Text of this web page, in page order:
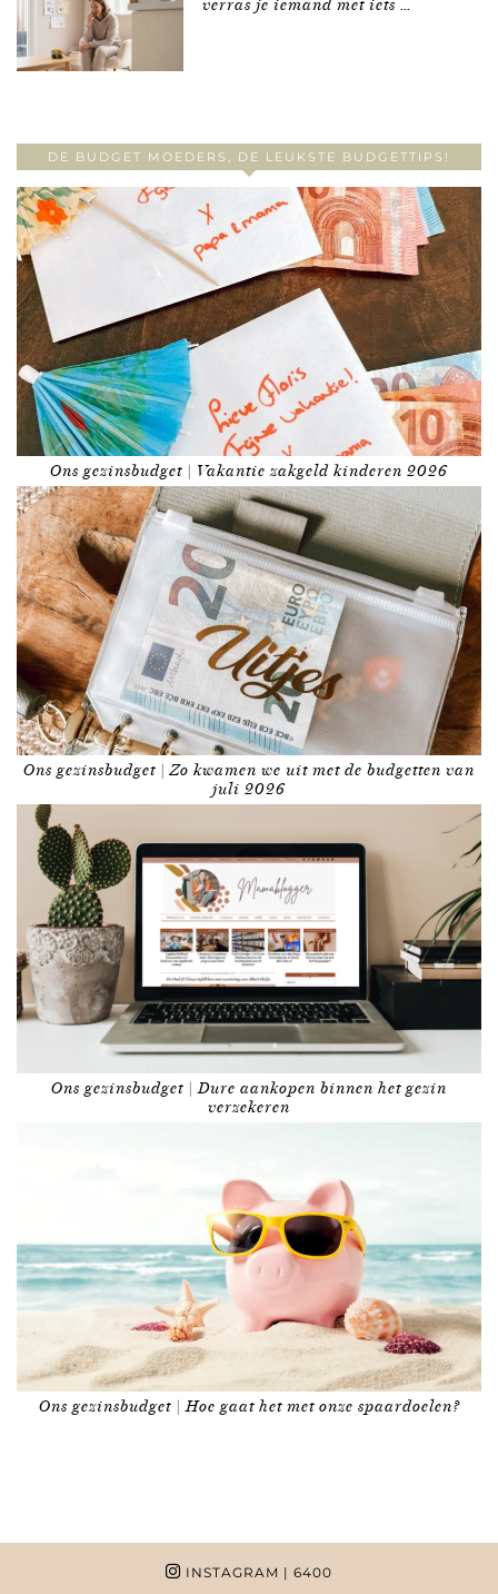
verras je iemand met iets …
DE BUDGET MOEDERS, DE LEUKSTE BUDGETTIPS!
Ons gezinsbudget | Vakantie zakgeld kinderen 2026
Ons gezinsbudget | Zo kwamen we uit met de budgetten van
juli 2026
Ons gezinsbudget | Dure aankopen binnen het gezin
verzekeren
Ons gezinsbudget | Hoe gaat het met onze spaardoelen?
INSTAGRAM | 6400